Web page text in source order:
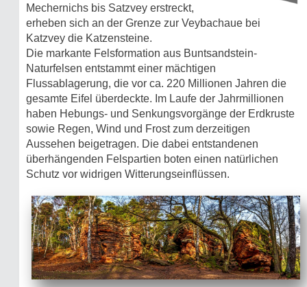
Mechernichs bis Satzvey erstreckt,
erheben sich an der Grenze zur Veybachaue bei
Katzvey die Katzensteine.
Die markante Felsformation aus Buntsandstein-
Naturfelsen entstammt einer mächtigen
Flussablagerung, die vor ca. 220 Millionen Jahren die
gesamte Eifel überdeckte. Im Laufe der Jahrmillionen
haben Hebungs- und Senkungsvorgänge der Erdkruste
sowie Regen, Wind und Frost zum derzeitigen
Aussehen beigetragen. Die dabei entstandenen
überhängenden Felspartien boten einen natürlichen
Schutz vor widrigen Witterungseinflüssen.